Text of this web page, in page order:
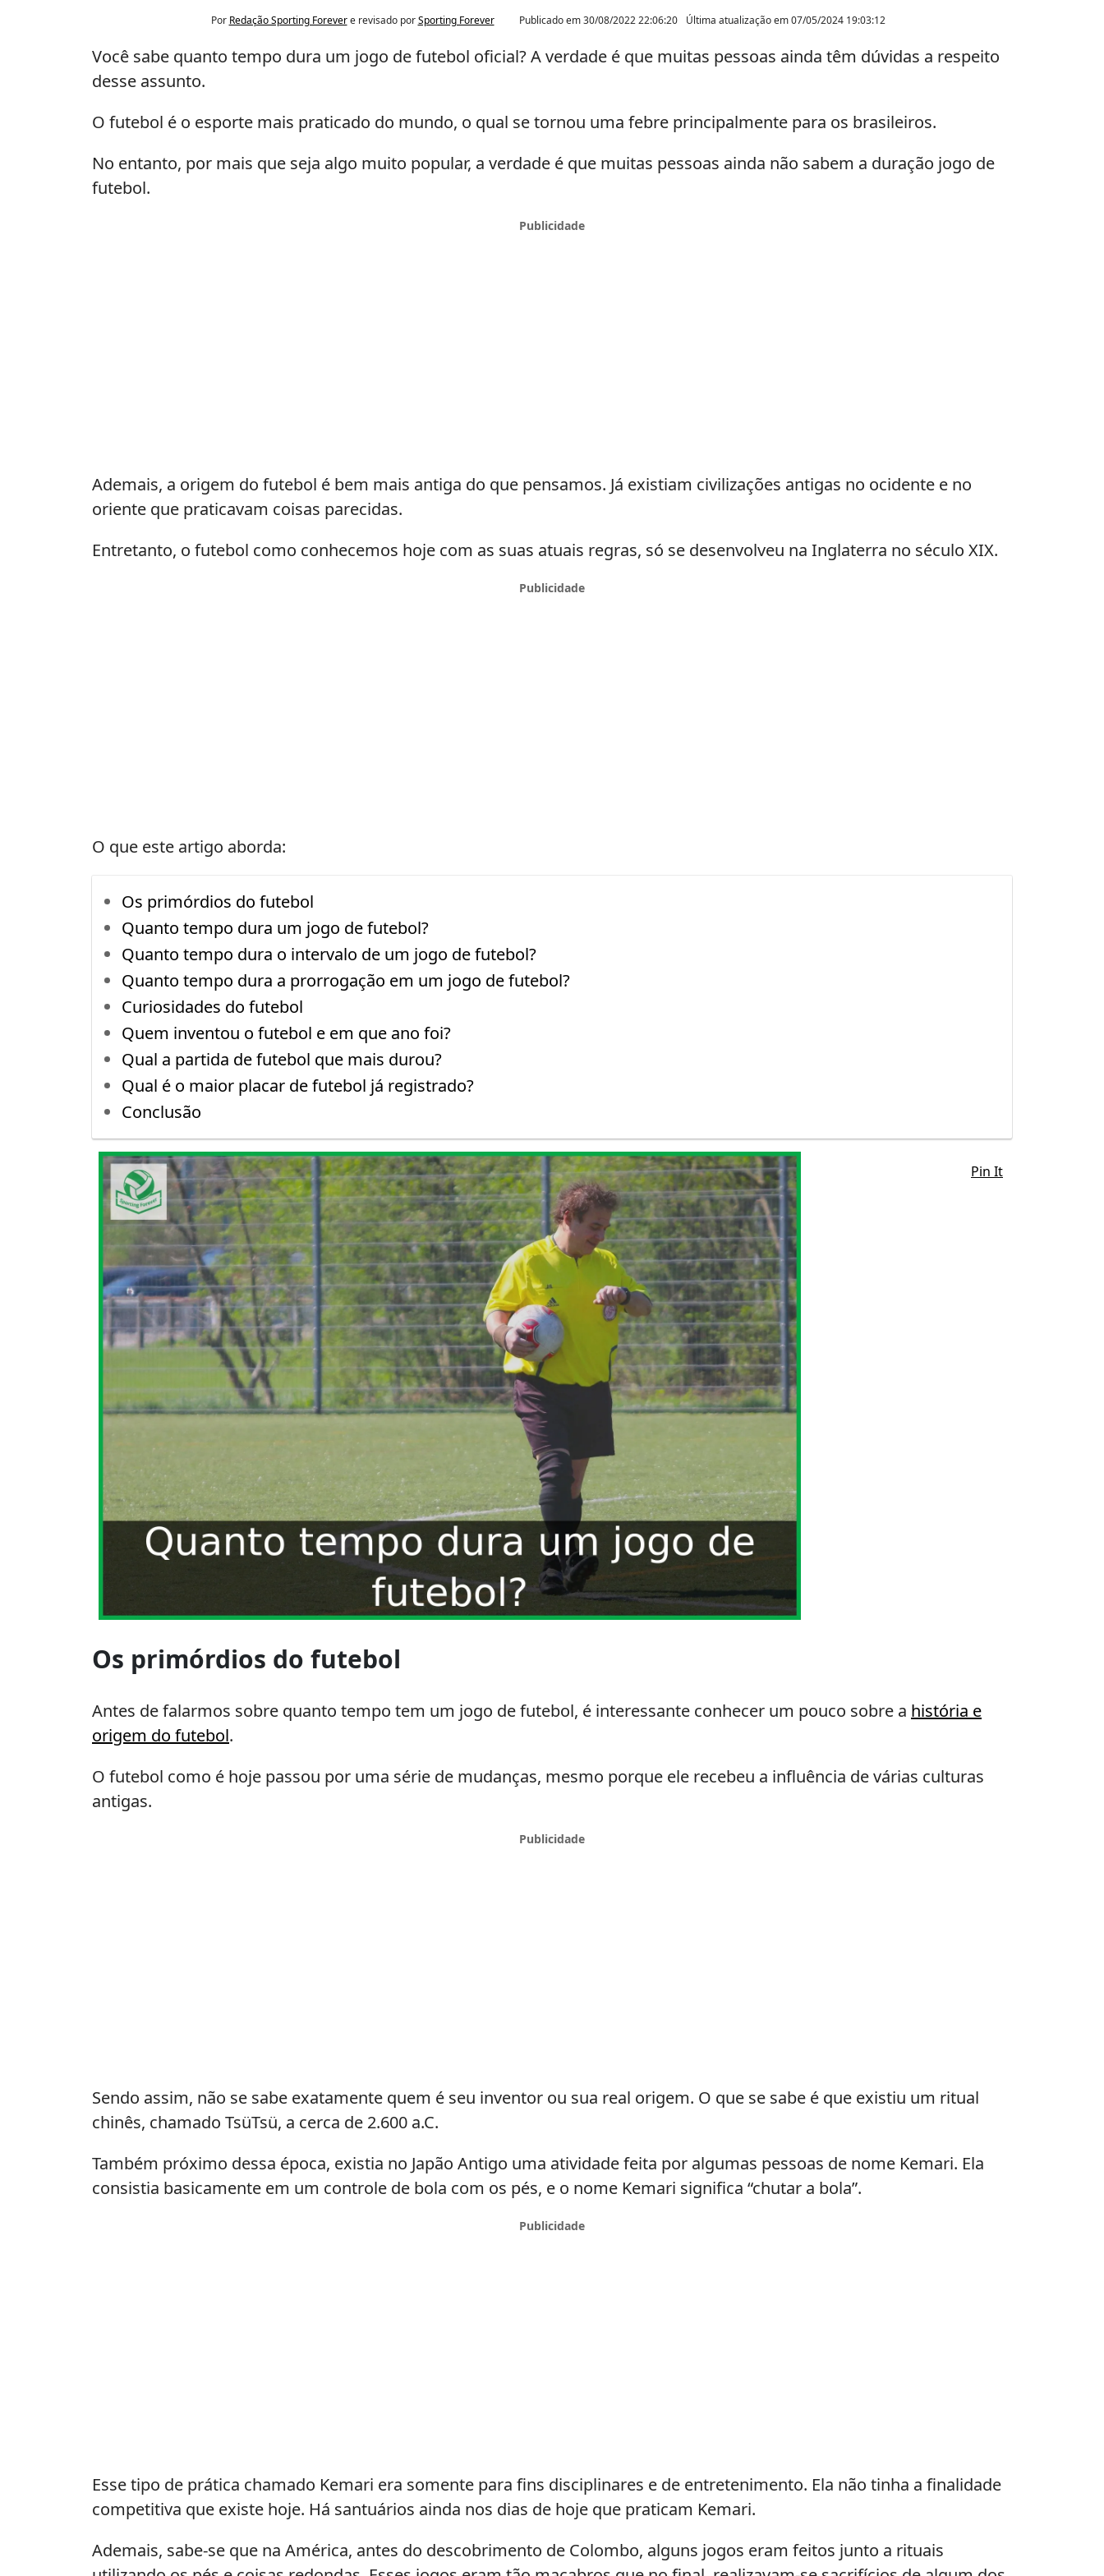
Por Redação Sporting Forevere revisado porSporting Forever Publicado em30/08/2022 22:06:20 Última atualização em07/05/2024 19:03:12
Você sabe quanto tempo dura um jogo de futebol oficial? A verdade é que muitas pessoas ainda têm dúvidas a respeito
desse assunto.
O futebol é o esporte mais praticado do mundo, o qual se tornou uma febre principalmente para os brasileiros.
No entanto, por mais que seja algo muito popular, a verdade é que muitas pessoas ainda não sabem a duração jogo de
futebol.
Ademais, a origem do futebol é bem mais antiga do que pensamos. Já existiam civilizações antigas no ocidente e no
oriente que praticavam coisas parecidas.
Entretanto, o futebol como conhecemos hoje com as suas atuais regras, só se desenvolveu na Inglaterra no século XIX.
O que este artigo aborda:
Os primórdios do futebol
Quanto tempo dura um jogo de futebol?
Quanto tempo dura o intervalo de um jogo de futebol?
Quanto tempo dura a prorrogação em um jogo de futebol?
Curiosidades do futebol
Quem inventou o futebol e em que ano foi?
Qual a partida de futebol que mais durou?
Qual é o maior placar de futebol já registrado?
Conclusão
de
futebol
relógio
marcando
tempo
de
Pin It
Os primórdios do futebol
Antes de falarmos sobre quanto tempo tem um jogo de futebol, é interessante conhecer um pouco sobre a história e
origem do futebol.
O futebol como é hoje passou por uma série de mudanças, mesmo porque ele recebeu a influência de várias culturas
antigas.
Sendo assim, não se sabe exatamente quem é seu inventor ou sua real origem. O que se sabe é que existiu um ritual
chinês, chamado TsüTsü, a cerca de 2.600 a.C.
Também próximo dessa época, existia no Japão Antigo uma atividade feita por algumas pessoas de nome Kemari. Ela
consistia basicamente em um controle de bola com os pés, e o nome Kemari significa “chutar a bola”.
Esse tipo de prática chamado Kemari era somente para fins disciplinares e de entretenimento. Ela não tinha a finalidade
competitiva que existe hoje. Há santuários ainda nos dias de hoje que praticam Kemari.
Ademais, sabe-se que na América, antes do descobrimento de Colombo, alguns jogos eram feitos junto a rituais